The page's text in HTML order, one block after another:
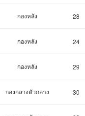
กองหลัง 28
กองหลัง 24
กองหลัง 29
กองกลางตัวกลาง 30